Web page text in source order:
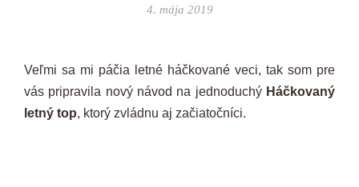
4. mája 2019
Veľmi sa mi páčia letné háčkované veci, tak som pre
vás pripravila nový návod na jednoduchý Háčkovaný
letný top, ktorý zvládnu aj začiatočníci.